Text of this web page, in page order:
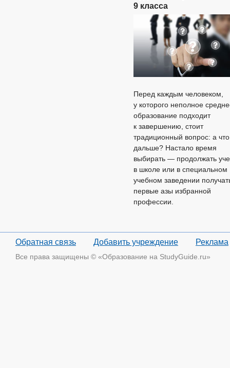
9 класса
Перед каждым человеком,
у которого неполное
образование подходит
к завершению, стоит
традиционный вопрос: а что
дальше? Настало время
выбирать — продолжать
в школе или в специальном
учебном заведении
первые азы избранной
профессии.
Обратная связь Добавить учреждение Реклама
Все права защищены © «Образование на StudyGuide.ru»